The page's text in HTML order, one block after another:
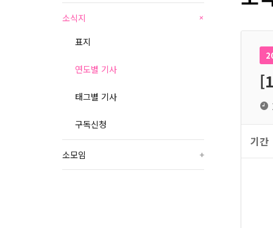
소식지 +
표지
연도별 기사
태그별 기사
구독신청
소모임 +
기간